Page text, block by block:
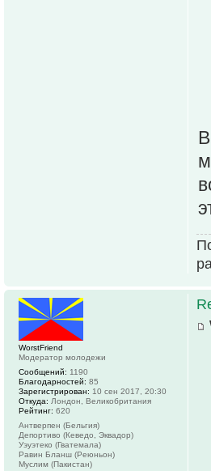
WorstFriend
Модератор молодежи
Сообщений: 1190
Благодарностей: 85
Зарегистрирован: 10 сен 2017, 20:30
Откуда: Лондон, Великобритания
Рейтинг: 620
Антверпен (Бельгия)
Депортиво (Кеведо, Эквадор)
Уэуэтеко (Гватемала)
Равин Бланш (Реюньон)
Муслим (Пакистан)